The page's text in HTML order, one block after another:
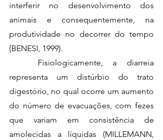
interferir no desenvolvimento dos
animais e consequentemente, na
produtividade no decorrer do tempo
(BENESI, 1999).
representa um distúrbio do trato
digestório, no qual ocorre um aumento
do número de evacuações, com fezes
que variam em consistência de
amolecidas a líquidas (MILLEMANN,